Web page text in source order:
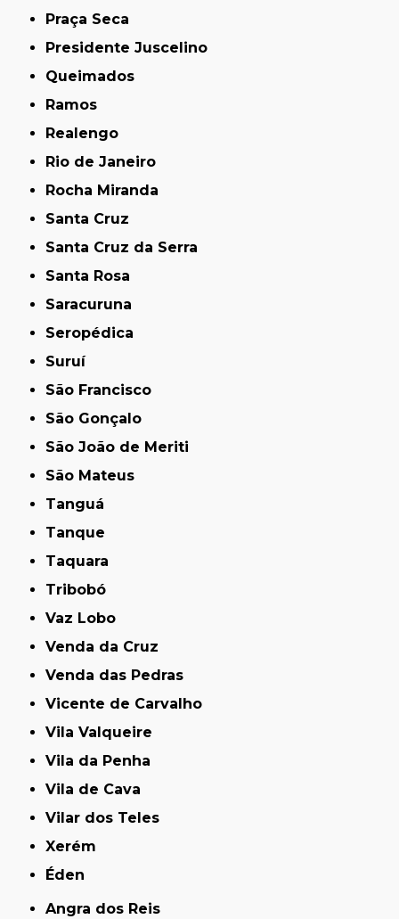
Praça Seca
Presidente Juscelino
Queimados
Ramos
Realengo
Rio de Janeiro
Rocha Miranda
Santa Cruz
Santa Cruz da Serra
Santa Rosa
Saracuruna
Seropédica
Suruí
São Francisco
São Gonçalo
São João de Meriti
São Mateus
Tanguá
Tanque
Taquara
Tribobó
Vaz Lobo
Venda da Cruz
Venda das Pedras
Vicente de Carvalho
Vila Valqueire
Vila da Penha
Vila de Cava
Vilar dos Teles
Xerém
Éden
Angra dos Reis